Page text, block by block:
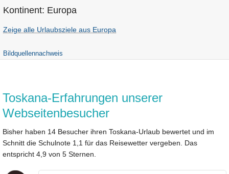
Kontinent: Europa
Zeige alle Urlaubsziele aus Europa
Bildquellennachweis
Toskana-Erfahrungen unserer
Webseitenbesucher
Bisher haben 14 Besucher ihren Toskana-Urlaub bewertet und im
Schnitt die Schulnote 1,1 für das Reisewetter vergeben. Das
entspricht 4,9 von 5 Sternen.